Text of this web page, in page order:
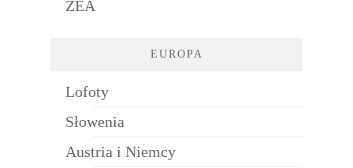
ZEA
EUROPA
Lofoty
Słowenia
Austria i Niemcy